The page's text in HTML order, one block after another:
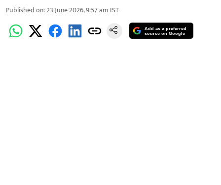
Published on:23 June 2026, 9:57 am IST
Add as a preferred
source on Google